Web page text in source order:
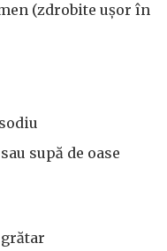
(zdrobite ușor în
supă de oase